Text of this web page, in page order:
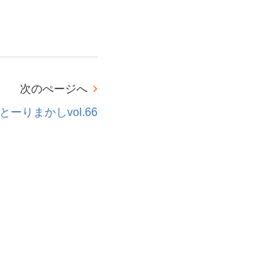
次のぺージへ
とーりまかしvol.66